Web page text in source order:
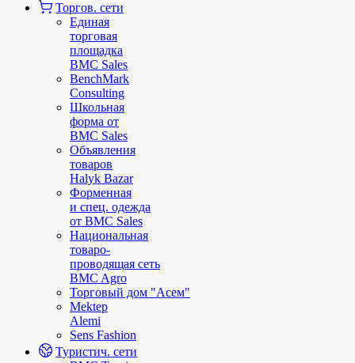
Торгов. сети
Единая
торговая
площадка
BMC Sales
BenchMark
Consulting
Школьная
форма от
BMC Sales
Объявления
товаров
Halyk Bazar
Форменная
и спец. одежда
от BMC Sales
Национальная
товаро-
проводящая сеть
BMC Agro
Торговый дом "Асем"
Mektep
Alemi
Sens Fashion
Туристич. сети